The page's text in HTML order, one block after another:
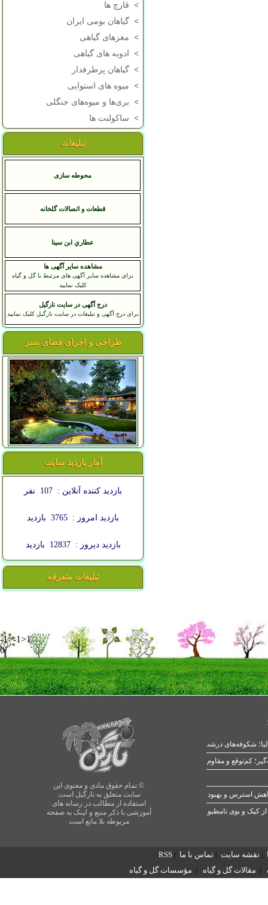
> قارچ ها
> گیاهان بومی ایران
> مغزهای گیاهی
>
ادویه های گیاهی
> گیاهان پرطرفدار
> میوه های استوایی
> بری‌ها و میوه‌های جنگلی
> ساکولنت ها
تبلیغات
محوطه سازی
قطعات و اتصالات گلخانه
عطاري ابن سينا
مشاهده سایر آگهی ها
برای مشاهده سایر آگهی های مرتبط با گل و گیاه
کلیک نمایید
درج آگهی در سایت نارگیل
برای درج آگهی و تبلیغات در سایت نارگیل کلیک نمایید
طراحی و اجرای فضای سبز
آمار بازدید سایت
بازدید کننده آنلاین : 107 نفر
بازدید امروز : 3765 بازدید
بازدید دیروز : 12837 بازدید
تبلیغات متفرقه
-1>-1>1
0
© تمام حقوق مادی و معنوی این
سایت متعلق به نارگیل است.
استفاده از مطالب در رسانه های
آموزشی با ذکر منبع و لینک به صفحه
مربوطه بلا مانع است
شکوفه‌های درشت در بهار
کپک و بوی نامطبوع
| نقشه سایت | تماس با ما |
RSS
| مقالات گل و گیاه | مؤسسات گل و گیاه